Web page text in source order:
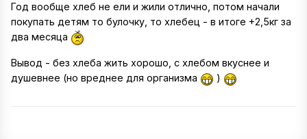
Год вообще хлеб не ели и жили отлично, потом начали
покупать детям то булочку, то хлебец - в итоге +2,5кг за
два месяца
Вывод - без хлеба жить хорошо, с хлебом вкуснее и
душевнее (но вреднее для организма
)